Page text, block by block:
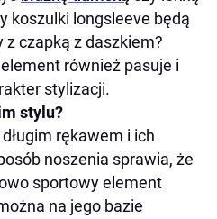
koszulki longsleeve będą
z czapką z daszkiem?
również pasuje i
stylizacji.
stylu?
rękawem i ich
noszenia sprawia, że
sportowy element
na jego bazie